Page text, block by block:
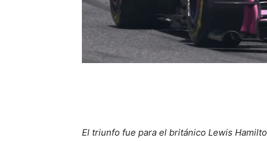
El triunfo fue para el británico Lewis